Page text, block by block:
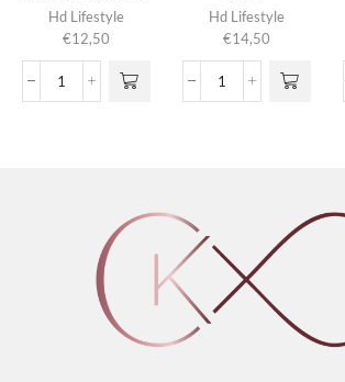
Hd Lifestyle
€12,50
Conditioning
Hd Lifestyle
€14,50
Smooth